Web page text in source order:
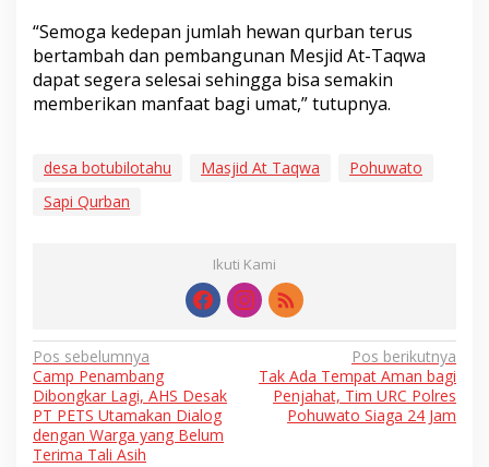
“Semoga kedepan jumlah hewan qurban terus
bertambah dan pembangunan Mesjid At-Taqwa
dapat segera selesai sehingga bisa semakin
memberikan manfaat bagi umat,” tutupnya.
desa botubilotahu Masjid At Taqwa
Pohuwato
Sapi Qurban
Ikuti Kami
Navigasi
pos
Pos sebelumnya
Camp Penambang
Dibongkar Lagi, AHS Desak
PT PETS Utamakan Dialog
dengan Warga yang Belum
Terima Tali Asih
Pos berikutnya
Tak Ada Tempat Aman bagi
Penjahat, Tim URC Polres
Pohuwato Siaga 24 Jam